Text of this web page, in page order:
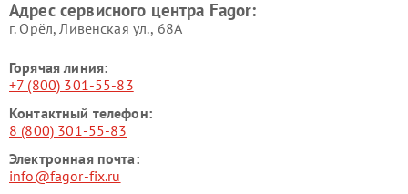
Адрес сервисного центра Fagor:
г. Орёл, Ливенская ул., 68А
Горячая линия:
+7 (800) 301-55-83
Контактный телефон:
8 (800) 301-55-83
Электронная почта:
info@fagor-fix.ru